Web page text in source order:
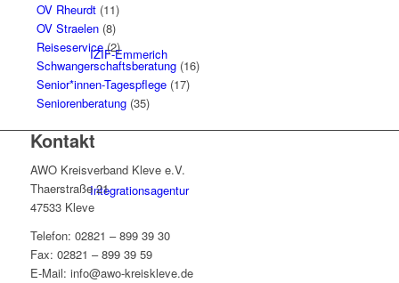
IZIF-Emmerich
Integrationsagentur
OV Rheurdt(11)
OV Straelen(8)
Reiseservice(2)
Schwangerschaftsberatung(16)
Senior*innen-Tagespflege(17)
Seniorenberatung(35)
Kontakt
AWO Kreisverband Kleve e.V.
Thaerstraße 21
47533 Kleve
Telefon: 02821 – 899 39 30
Fax: 02821 – 899 39 59
E-Mail: info@awo-kreiskleve.de